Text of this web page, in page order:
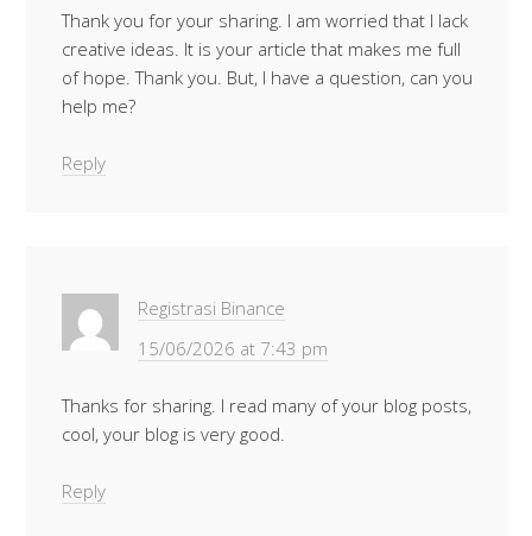
Thank you for your sharing. I am worried that I lack
creative ideas. It is your article that makes me full
of hope. Thank you. But, I have a question, can you
help me?
Reply
Registrasi Binance
15/06/2026 at 7:43 pm
Thanks for sharing. I read many of your blog posts,
cool, your blog is very good.
Reply